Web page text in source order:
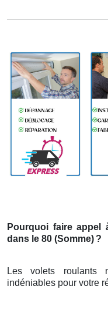
Pourquoi faire appel
dans le 80 (Somme) ?
Les volets roulants
indéniables pour votre